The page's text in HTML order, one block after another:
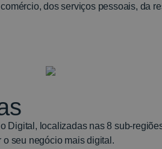
dos serviços pessoais, da
Digital, localizadas nas 8 sub-
o seu negócio mais digital.